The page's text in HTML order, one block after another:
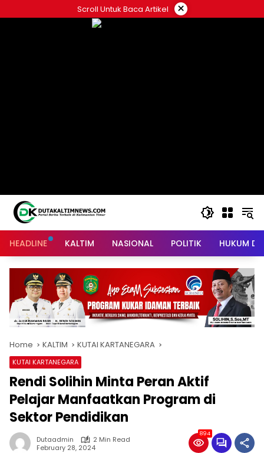
to
Scroll Untuk Baca Artikel ×
HEADLINE KALTIM NASIONAL POLITIK HUKUM
Home KALTIM KUTAI KARTANEGARA
KUTAI KARTANEGARA
Rendi Solihin Minta Peran Aktif
Pelajar Manfaatkan Program di
Sektor Pendidikan
Dutaadmin
2 Min Read
February 28, 2024
894